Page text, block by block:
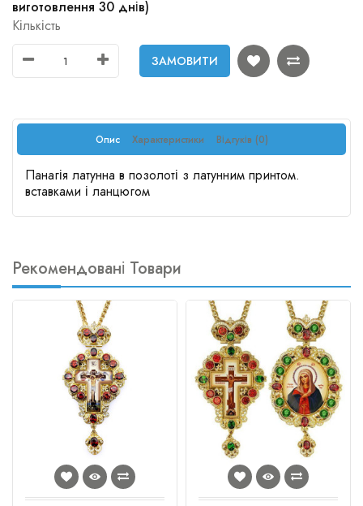
виготовлення 30 днів)
Кількість
ЗАМОВИТИ
Опис Характеристики Відгуків (0)
Панагія латунна в позолоті з латунним принтом.
вставками і ланцюгом
Рекомендовані Товари